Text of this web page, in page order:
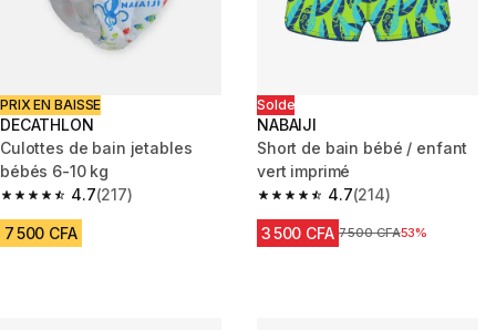
PRIX EN BAISSE
DECATHLON
Culottes de bain jetables
bébés 6-10 kg
4.7
4.7 out of 5 stars from 217 reviews
(217)
7 500 CFA
Solde
NABAIJI
Short de bain bébé / enfant
vert imprimé
4.7
4.7 out of 5 stars from 214
(214)
3 500 CFA Prix avant réduction
7 500 CFA53%